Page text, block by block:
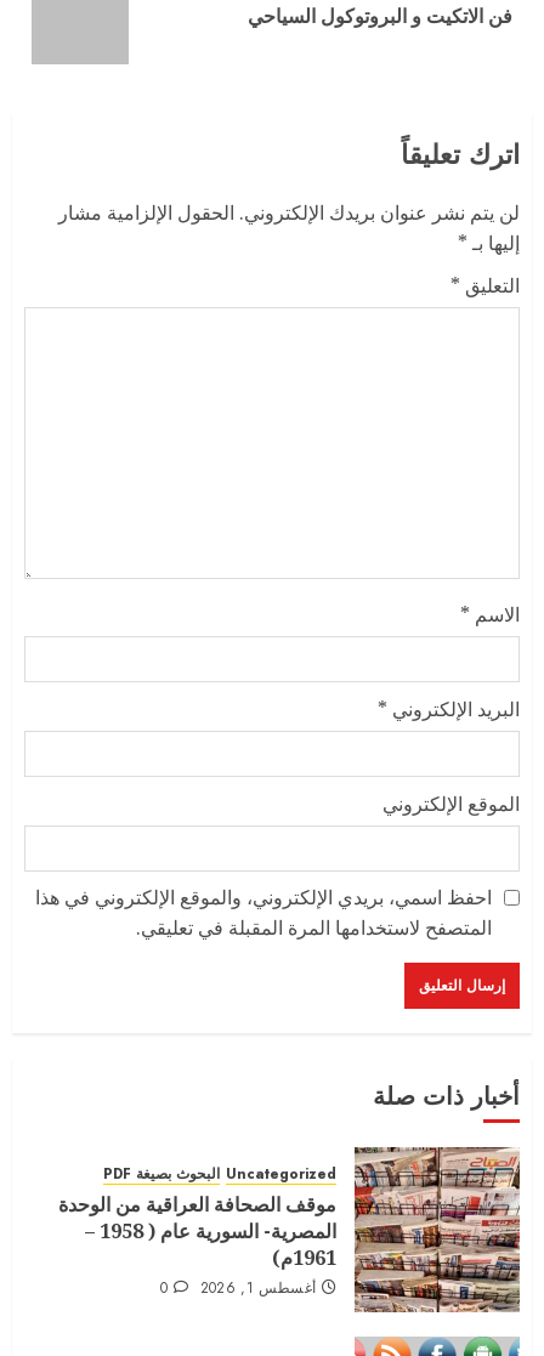
فن الاتكيت و البروتوكول السياحي
اترك تعليقاً
لن يتم نشر عنوان بريدك الإلكتروني. الحقول الإلزامية مشار
إليها بـ*
التعليق *
الاسم *
البريد الإلكتروني *
الموقع الإلكتروني
احفظ اسمي، بريدي الإلكتروني، والموقع الإلكتروني في هذا
المتصفح لاستخدامها المرة المقبلة في تعليقي.
أخبار ذات صلة
Uncategorized البحوث بصيغة PDF
موقف الصحافة العراقية من الوحدة
المصرية- السورية عام ( 1958 –
1961م)
أغسطس 1, 2026 0
3
سبتمبر 1, 2022 0